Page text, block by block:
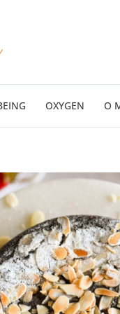
OXYGEN O